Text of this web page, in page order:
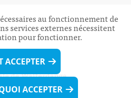
de Walferdange
au fonctionnement de
services externes nécessitent
pour fonctionner.
ACCEPTER
ACCEPTER